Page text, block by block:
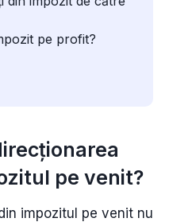
pe profit?
pe venit?
impozitul pe venit nu